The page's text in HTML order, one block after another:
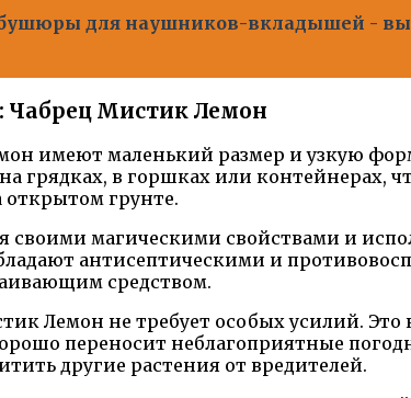
для наушников-вкладышей -
Чабрец Мистик Лемон
имеют маленький размер и узкую
грядках, в горшках или контейнерах,
грунте.
своими магическими свойствами и
антисептическими и
средством.
Лемон не требует особых усилий. Это
переносит неблагоприятные
другие растения от вредителей.